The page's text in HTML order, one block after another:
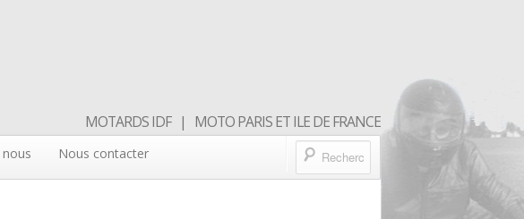
MOTARDS IDF | MOTO PARIS ET ILE DE FRANCE
Nous contacter